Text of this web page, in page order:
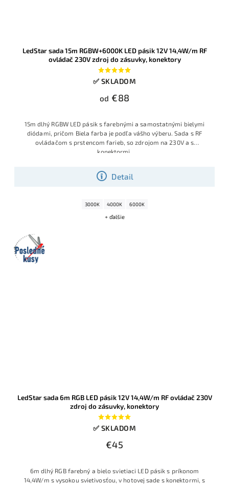
LedStar sada 15m RGBW+6000K LED pásik 12V 14,4W/m RF
ovládač 230V zdroj do zásuvky, konektory
✅ SKLADOM
od €88
Detail
15m dlhý RGBW LED pásik s farebnými a samostatnými bielymi
diódami, pričom Biela farba je podľa vášho výberu. Sada s RF
ovládačom s prstencom farieb, so zdrojom na 230V a s
konektormi.
3000K 4000K 6000K
+ ďalšie
Posledné
kusy
LedStar sada 6m RGB LED pásik 12V 14,4W/m RF ovládač 230V
zdroj do zásuvky, konektory
✅ SKLADOM
€45
6m dlhý RGB farebný a bielo svietiaci LED pásik s príkonom
14,4W/m s vysokou svietivosťou, v hotovej sade s konektormi, s